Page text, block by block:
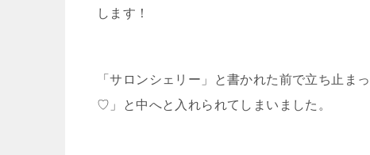
します！
「サロンシェリー」と書かれた前で立ち止ま
♡」と中へと入れられてしまいました。